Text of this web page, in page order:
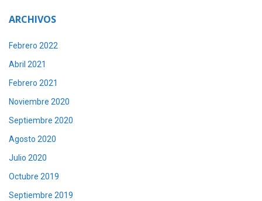
ARCHIVOS
Febrero 2022
Abril 2021
Febrero 2021
Noviembre 2020
Septiembre 2020
Agosto 2020
Julio 2020
Octubre 2019
Septiembre 2019